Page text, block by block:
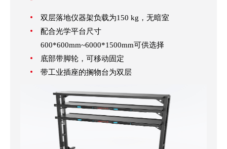
双层落地仪器架负载为150 kg，无暗室
配合光学平台尺寸
600*600mm~6000*1500mm可供选择
底部带脚轮，可移动固定
带工业插座的搁物台为双层